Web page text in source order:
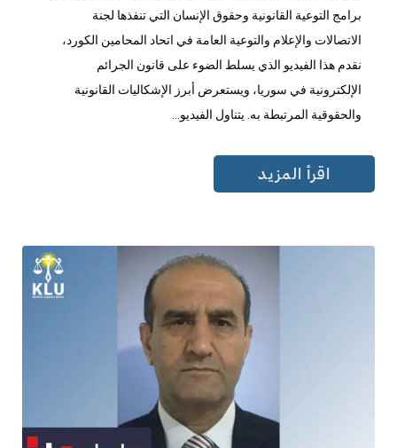
برامج التوعية القانونية وحقوق الإنسان التي تنفذها لجنة
الاتصالات والإعلام والتوعية العامة في اتحاد المحامين الكورد،
نقدم هذا الفيديو الذي يسلط الضوء على قانون الجرائم
الإلكترونية في سوريا، ويستعرض أبرز الإشكاليات القانونية
والحقوقية المرتبطة به. يتناول الفيديو...
اقرأ المزيد